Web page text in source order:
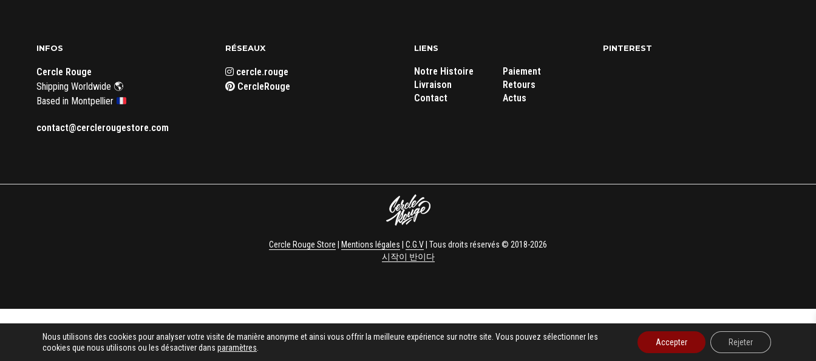
INFOS
Cercle Rouge
Shipping Worldwide 🌎
Based in Montpellier
contact@cerclerougestore.com
RÉSEAUX
cercle.rouge
CercleRouge
LIENS
Notre Histoire
Livraison
Contact
Paiement
Retours
Actus
PINTEREST
Cercle Rouge Store Mentions légales C.G.V | Tous droits réservés © 2018-2026
시작이 반이다
Nous utilisons des cookies pour analyser votre visite de manière anonyme et ainsi vous offrir la meilleure expérience sur notre site. Vous pouvez sélectionner les
cookies que nous utilisons ou les désactiver dans paramètres
Accepter Rejeter